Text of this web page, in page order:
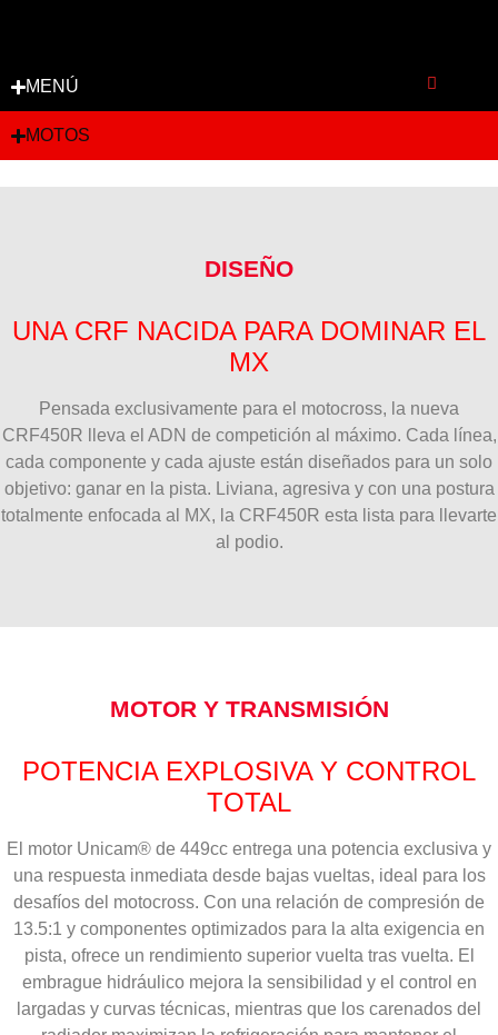
MENÚ
MOTOS
DISEÑO
UNA CRF NACIDA PARA DOMINAR EL
MX
Pensada exclusivamente para el motocross, la nueva
CRF450R lleva el ADN de competición al máximo. Cada línea,
cada componente y cada ajuste están diseñados para un solo
objetivo: ganar en la pista. Liviana, agresiva y con una postura
totalmente enfocada al MX, la CRF450R esta lista para llevarte
al podio.
MOTOR Y TRANSMISIÓN
POTENCIA EXPLOSIVA Y CONTROL
TOTAL
El motor Unicam® de 449cc entrega una potencia exclusiva y
una respuesta inmediata desde bajas vueltas, ideal para los
desafíos del motocross. Con una relación de compresión de
13.5:1 y componentes optimizados para la alta exigencia en
pista, ofrece un rendimiento superior vuelta tras vuelta. El
embrague hidráulico mejora la sensibilidad y el control en
largadas y curvas técnicas, mientras que los carenados del